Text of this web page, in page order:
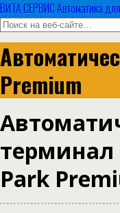
ВИТА СЕРВИС Автоматика
Premium
Park